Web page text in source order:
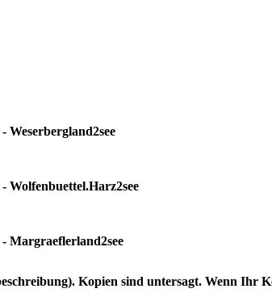
Weserbergland2see
Wolfenbuettel.Harz2see
Margraeflerland2see
Kopien sind untersagt. Wenn Ihr